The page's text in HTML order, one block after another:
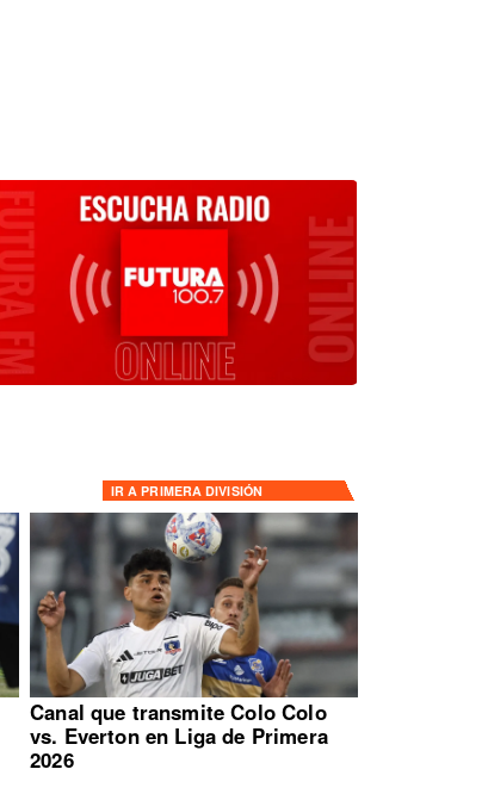
IR A PRIMERA DIVISIÓN
Canal que transmite Colo Colo
vs. Everton en Liga de Primera
2026